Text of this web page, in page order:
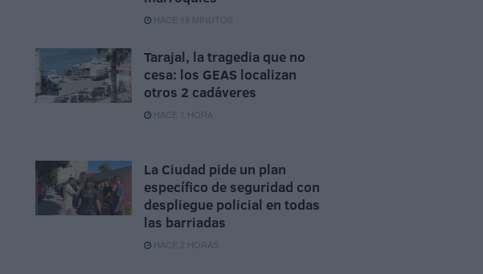
HACE 19 MINUTOS
Tarajal, la tragedia que no
cesa: los GEAS localizan
otros 2 cadáveres
HACE 1 HORA
La Ciudad pide un plan
específico de seguridad con
despliegue policial en todas
las barriadas
HACE 2 HORAS